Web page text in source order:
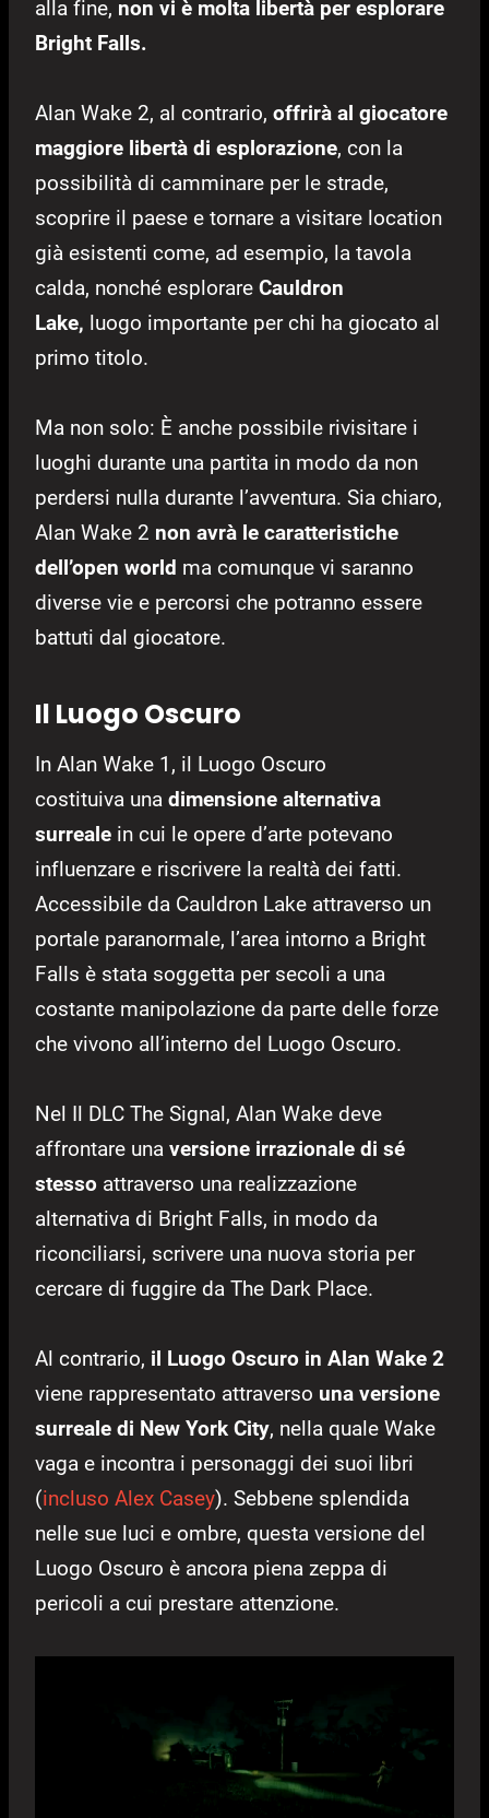
alla fine, non vi è molta libertà per esplorare
Bright Falls.
Alan Wake 2, al contrario, offrirà al giocatore
maggiore libertà di esplorazione, con la
possibilità di camminare per le strade,
scoprire il paese e tornare a visitare location
già esistenti come, ad esempio, la tavola
calda, nonché esplorare Cauldron
Lake, luogo importante per chi ha giocato al
primo titolo.
Ma non solo: È anche possibile rivisitare i
luoghi durante una partita in modo da non
perdersi nulla durante l’avventura. Sia chiaro,
Alan Wake 2 non avrà le caratteristiche
dell’open world ma comunque vi saranno
diverse vie e percorsi che potranno essere
battuti dal giocatore.
Il Luogo Oscuro
In Alan Wake 1, il Luogo Oscuro
costituiva una dimensione alternativa
surreale in cui le opere d’arte potevano
influenzare e riscrivere la realtà dei fatti.
Accessibile da Cauldron Lake attraverso un
portale paranormale, l’area intorno a Bright
Falls è stata soggetta per secoli a una
costante manipolazione da parte delle forze
che vivono all’interno del Luogo Oscuro.
Nel Il DLC The Signal, Alan Wake deve
affrontare una versione irrazionale di sé
stesso attraverso una realizzazione
alternativa di Bright Falls, in modo da
riconciliarsi, scrivere una nuova storia per
cercare di fuggire da The Dark Place.
Al contrario, il Luogo Oscuro in Alan Wake 2
viene rappresentato attraverso una versione
surreale di New York City, nella quale Wake
vaga e incontra i personaggi dei suoi libri
(incluso Alex Casey). Sebbene splendida
nelle sue luci e ombre, questa versione del
Luogo Oscuro è ancora piena zeppa di
pericoli a cui prestare attenzione.